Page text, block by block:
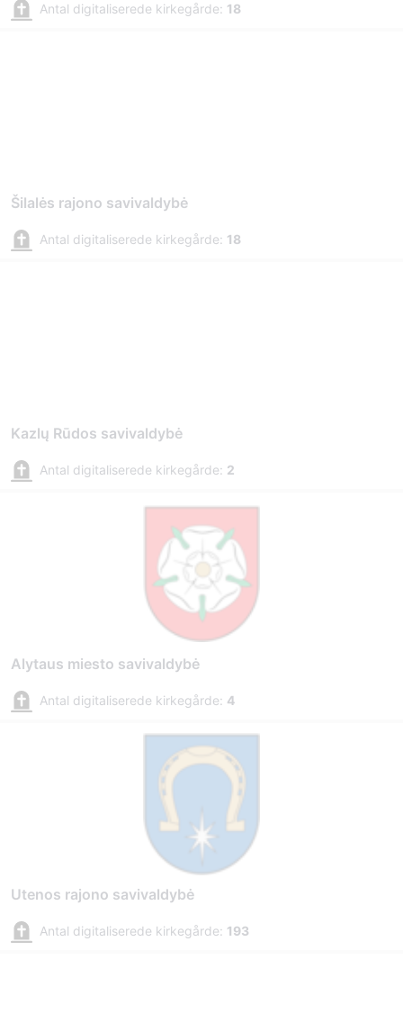
Antal digitaliserede kirkegårde: 18
Šilalės rajono savivaldybė
Antal digitaliserede kirkegårde: 18
Kazlų Rūdos savivaldybė
Antal digitaliserede kirkegårde: 2
Alytaus miesto savivaldybė
Antal digitaliserede kirkegårde: 4
Utenos rajono savivaldybė
Antal digitaliserede kirkegårde: 193